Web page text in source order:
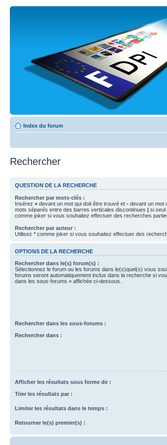
Index du forum
Rechercher
QUESTION DE LA RECHERCHE
Rechercher par mots-clés :
Insérez + devant un mot qui doit être trouvé et - devant un mot
mots séparés entre des barres verticales discontinues | si seul
comme joker si vous souhaitez effectuer des recherches
Rechercher par auteur :
Utilisez * comme joker si vous souhaitez effectuer des
OPTIONS DE LA RECHERCHE
Rechercher dans le(s) forum(s) :
Sélectionnez le forum ou les forums dans le(s)quel(s) vous
forums seront automatiquement inclus dans la recherche si
dans les sous-forums » affichée ci-dessous.
Rechercher dans les sous-forums :
Rechercher dans :
Afficher les résultats sous forme de :
Trier les résultats par :
Limiter les résultats dans le temps :
Retourner le(s) premier(s) :